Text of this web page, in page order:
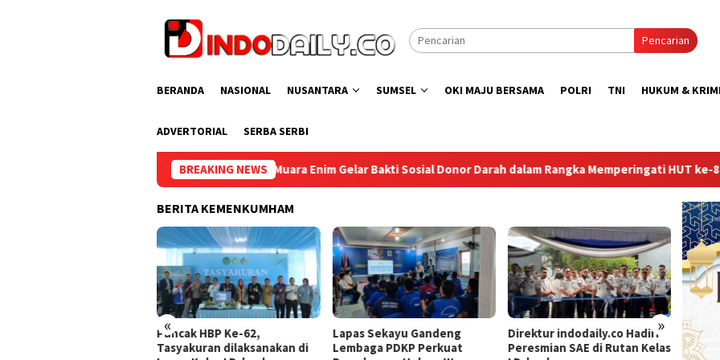
Pencarian
BERANDA NASIONAL NUSANTARA SUMSEL OKI MAJU BERSAMA POLRI TNI HUKUM &
ADVERTORIAL SERBA SERBI
BREAKING NEWS
Lapas Muara Enim Gelar Bakti Sosial Donor Darah dalam Rangka Memperingati HUT ke-81 Republik Indonesia
BERITA KEMENKUMHAM
« »
Lapas Sekayu Gandeng
Lembaga PDKP Perkuat
Direktur indodaily.co Hadiri
Peresmian SAE di Rutan Kelas
Dukung Program Ketahanan
Pangan, Rutan Baturaja
Bapas